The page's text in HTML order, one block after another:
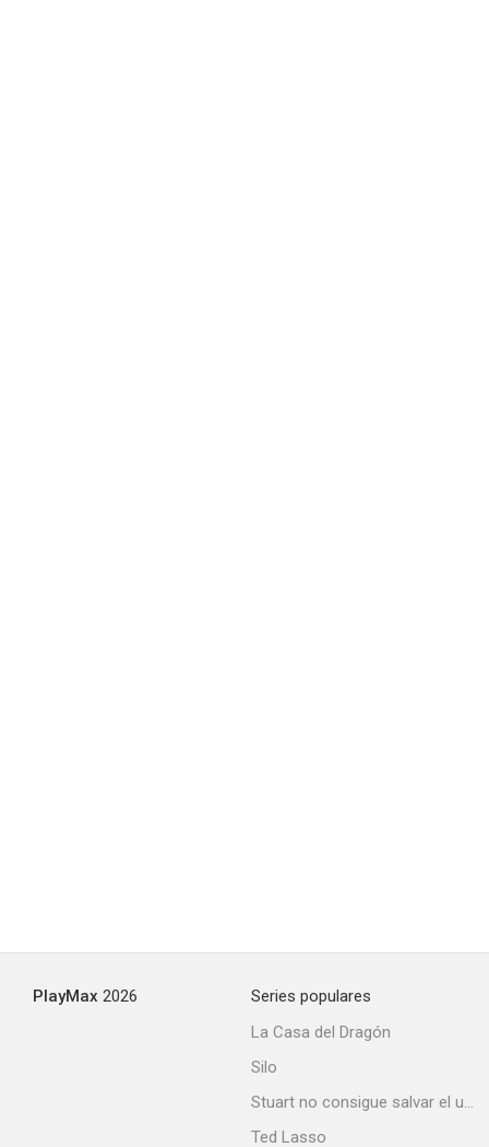
PlayMax 2026
Series populares
La Casa del Dragón
Silo
Stuart no consigue salvar el universo
Ted Lasso